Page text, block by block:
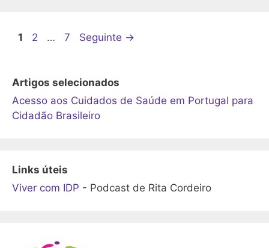
Página
1 Página
2 … Página
7 Seguinte →
Artigos selecionados
Acesso aos Cuidados de Saúde em Portugal para
Cidadão Brasileiro
Links úteis
Viver com IDP - Podcast de Rita Cordeiro